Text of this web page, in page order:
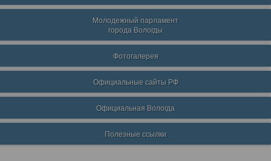
Молодежный парламент
города Вологды
Фотогалерея
Официальные сайты РФ
Официальная Вологда
Полезные ссылки